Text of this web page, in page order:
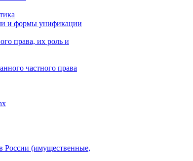
и формы унификации
права, их роль и
частного права
России (имущественные,